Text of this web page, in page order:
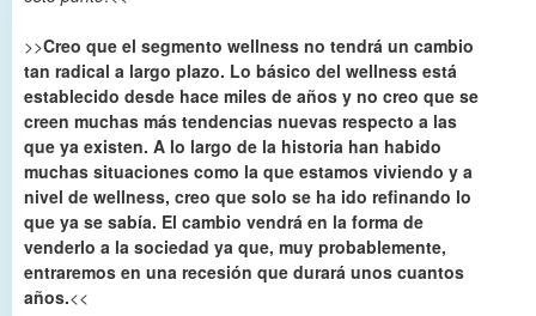
>>Creo que el segmento wellness no tendrá un cambio
tan radical a largo plazo. Lo básico del wellness está
establecido desde hace miles de años y no creo que se
creen muchas más tendencias nuevas respecto a las
que ya existen. A lo largo de la historia han habido
muchas situaciones como la que estamos viviendo y a
nivel de wellness, creo que solo se ha ido refinando lo
que ya se sabía. El cambio vendrá en la forma de
venderlo a la sociedad ya que, muy probablemente,
entraremos en una recesión que durará unos cuantos
años.<<